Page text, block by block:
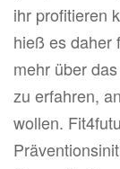
ihr profitieren
hieß es daher
mehr über
zu erfahren,
wollen.